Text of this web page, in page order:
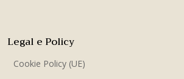
Legal e Policy
Cookie Policy (UE)